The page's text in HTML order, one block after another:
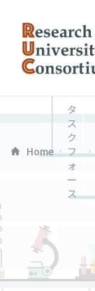
Home
タ
ス
ク
フ
ォ
ー
ス